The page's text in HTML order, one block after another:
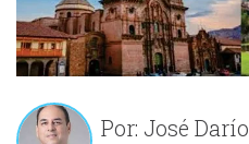
Por: José Darío